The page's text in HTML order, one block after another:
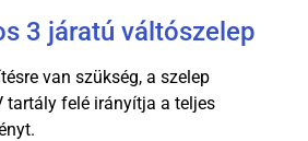
3 járatú váltószelep
van szükség, a szelep
tartály felé irányítja a teljes